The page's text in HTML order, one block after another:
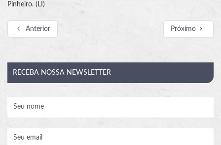
Pinheiro. (LI)
Anterior Próximo
RECEBA NOSSA NEWSLETTER